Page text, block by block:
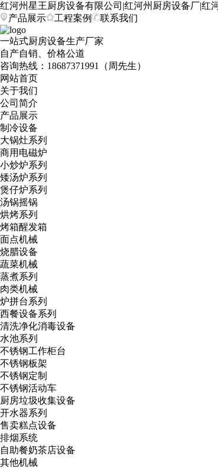
红河州星王厨房设备有限公司|红河州厨房设备厂|红
产品展示
工程案例 联系我们
一站式厨房设备生产厂家
自产自销、价格公道
咨询热线： 18687371991（周先生）
网站首页
关于我们
公司简介
产品展示
制冷设备
大锅灶系列
商用电磁炉
小炒炉系列
矮汤炉系列
煲仔炉系列
汤锅摇锅
烘烤系列
烤箱醒发箱
面点机械
烧腊设备
蔬菜机械
蒸煮系列
肉类机械
炉拼台系列
西餐设备系列
清洗净化消毒设备
水池系列
不锈钢工作柜台
不锈钢板架
不锈钢定制
不锈钢活动车
厨房垃圾收集设备
开水器系列
售卖糕点设备
排烟系统
自助餐奶茶店设备
其他机械